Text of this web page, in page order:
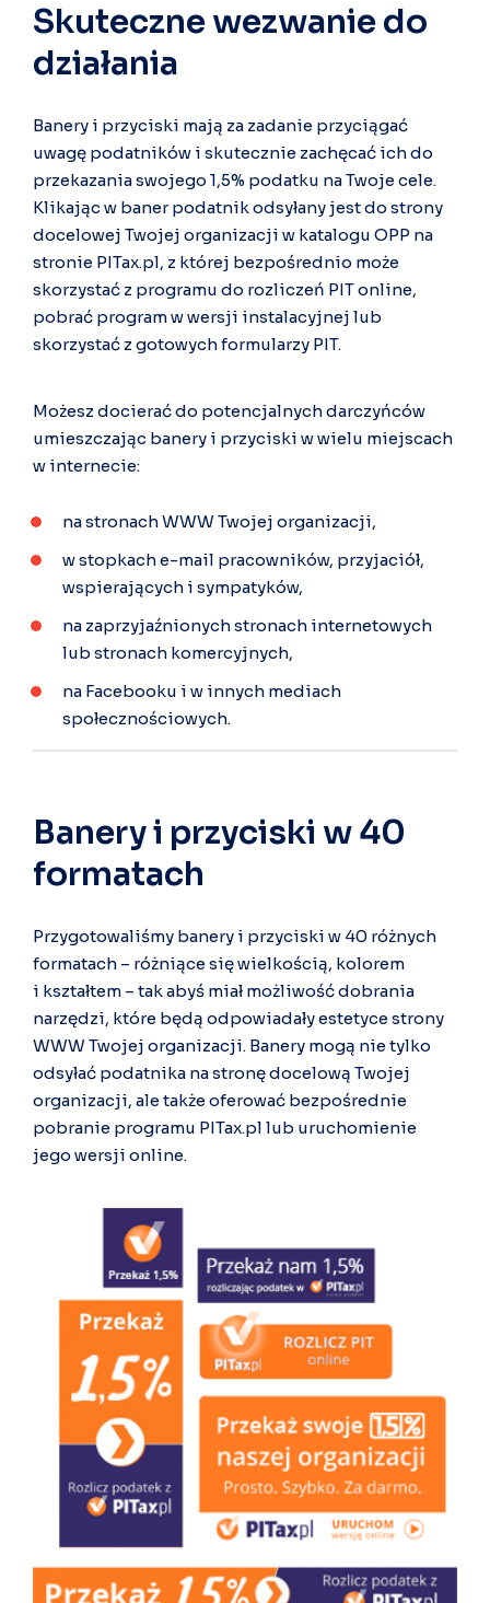
Skuteczne wezwanie do
działania
Banery i przyciski mają za zadanie przyciągać
uwagę podatników i skutecznie zachęcać ich do
przekazania swojego 1,5% podatku na Twoje cele.
Klikając w baner podatnik odsyłany jest do strony
docelowej Twojej organizacji w katalogu OPP na
stronie PITax.pl, z której bezpośrednio może
skorzystać z programu do rozliczeń PIT online,
pobrać program w wersji instalacyjnej lub
skorzystać z gotowych formularzy PIT.
Możesz docierać do potencjalnych darczyńców
umieszczając banery i przyciski w wielu miejscach
w internecie:
na stronach WWW Twojej organizacji,
w stopkach e-mail pracowników, przyjaciół,
wspierających i sympatyków,
na zaprzyjaźnionych stronach internetowych
lub stronach komercyjnych,
na Facebooku i w innych mediach
społecznościowych.
Banery i przyciski w 40
formatach
Przygotowaliśmy banery i przyciski w 40 różnych
formatach – różniące się wielkością, kolorem
i kształtem – tak abyś miał możliwość dobrania
narzędzi, które będą odpowiadały estetyce strony
WWW Twojej organizacji. Banery mogą nie tylko
odsyłać podatnika na stronę docelową Twojej
organizacji, ale także oferować bezpośrednie
pobranie programu PITax.pl lub uruchomienie
jego wersji online.